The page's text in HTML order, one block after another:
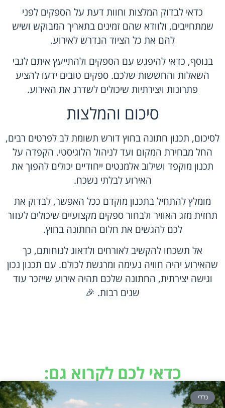
כדאי לבדוק המלצות וחוות דעת על הספקים לפני
שמתחייבים, ולוודא שהם זמינים בתאריך המבוקש ושיש
להם את כל הציוד הנדרש לאירוע.
בנוסף, כדאי להיפגש עם הספקים ולהתייעץ איתם לגבי
השאלות והחששות שלכם. ספקים טובים ידעו להציע
פתרונות ויצירתיות שיכולים לשדרג את האירוע.
סיכום והמלצות
לסיכום, תכנון חתונה בחוץ דורש תשומת לב לפרטים רבים,
החל מבחירת המקום ועד לניהול הלוגיסטי. הקפדה על
תכנון מוקפד ושילוב אלמנטים ייחודיים יכולים להפוך את
האירוע לבלתי נשכח.
מומלץ להתחיל בתכנון מוקדם ככל האפשר, לבדוק את
תחזית מזג האוויר ולבחור ספקים מקצועיים שיכולים לעזור
לכם להגשים את חלום החתונה בחוץ.
אל תשכחו להקשיב לאורחים ולדאוג לנוחותם, כך
שהאירוע יהיה חוויה נעימה ומרגשת לכולם. עם תכנון נכון
וגישה יצירתית, החתונה שלכם תהיה אירוע שייזכר עוד
שנים רבות. 🎉
כדאי לכם לקרוא גם:
כללי